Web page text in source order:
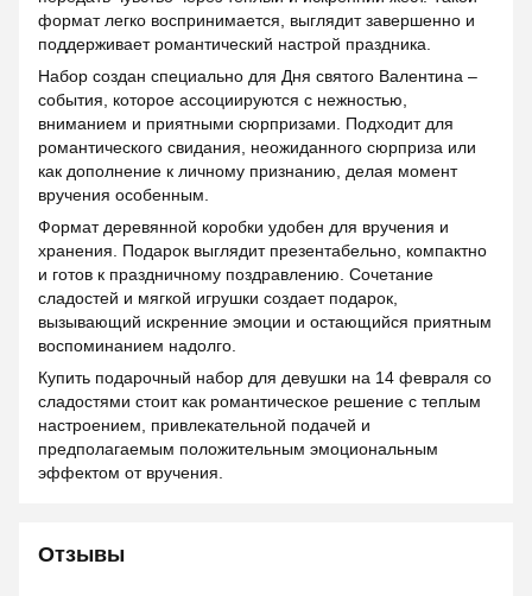
формат легко воспринимается, выглядит завершенно и
поддерживает романтический настрой праздника.
Набор создан специально для Дня святого Валентина –
события, которое ассоциируются с нежностью,
вниманием и приятными сюрпризами. Подходит для
романтического свидания, неожиданного сюрприза или
как дополнение к личному признанию, делая момент
вручения особенным.
Формат деревянной коробки удобен для вручения и
хранения. Подарок выглядит презентабельно, компактно
и готов к праздничному поздравлению. Сочетание
сладостей и мягкой игрушки создает подарок,
вызывающий искренние эмоции и остающийся приятным
воспоминанием надолго.
Купить подарочный набор для девушки на 14 февраля со
сладостями стоит как романтическое решение с теплым
настроением, привлекательной подачей и
предполагаемым положительным эмоциональным
эффектом от вручения.
Отзывы